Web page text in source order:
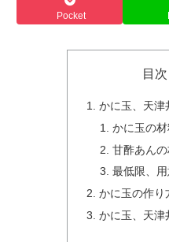
Pocket
目次
かに玉、天津
かに玉の
甘酢あん
最低限、
かに玉の作り
かに玉、天津